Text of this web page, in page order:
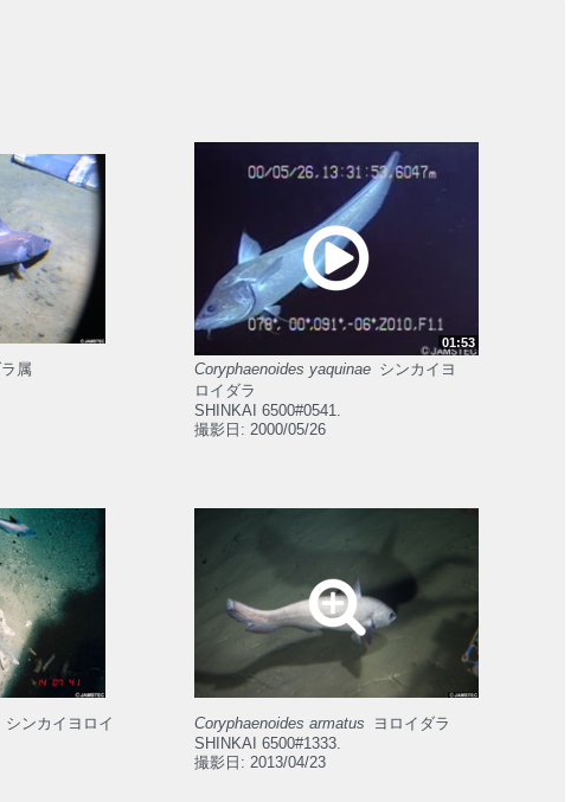
属
01:53
Coryphaenoides yaquinae シンカイヨ
ロイダラ
SHINKAI 6500#0541.
撮影日: 2000/05/26
シンカイヨロイ
Coryphaenoides armatus
ヨロイダラ
SHINKAI 6500#1333.
撮影日: 2013/04/23